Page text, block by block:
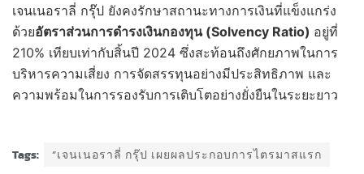
เจนเนอราลี่ กรุ๊ป ยังคงรักษาสถานะทางการเงินที่แข็งแกร่ง
ด้วยอัตราส่วนการดำรงเงินกองทุน (Solvency Ratio) อยู่ที่
210% เทียบเท่ากับสิ้นปี 2024 ซึ่งสะท้อนถึงศักยภาพในการ
บริหารความเสี่ยง การจัดสรรทุนอย่างมีประสิทธิภาพ และ
ความพร้อมในการรองรับการเติบโตอย่างยั่งยืนในระยะยาว
Tags: “เจนเนอราลี่ กรุ๊ป เผยผลประกอบการไตรมาสแรก